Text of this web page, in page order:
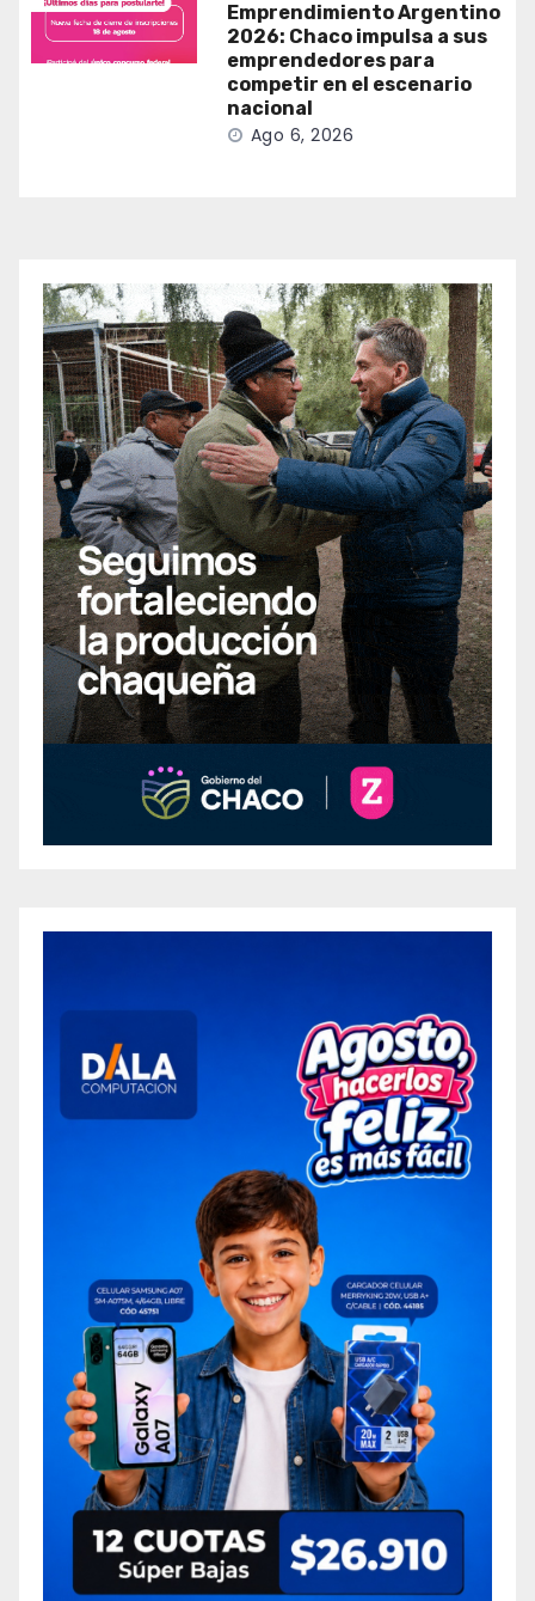
Emprendimiento Argentino
2026: Chaco impulsa a sus
emprendedores para
competir en el escenario
nacional
Ago 6, 2026